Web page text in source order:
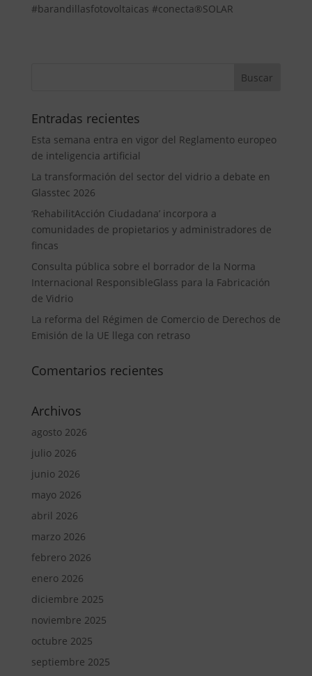
#barandillasfotovoltaicas #conecta®SOLAR
Entradas recientes
Esta semana entra en vigor del Reglamento europeo
de inteligencia artificial
La transformación del sector del vidrio a debate en
Glasstec 2026
‘RehabilitAcción Ciudadana’ incorpora a
comunidades de propietarios y administradores de
fincas
Consulta pública sobre el borrador de la Norma
Internacional ResponsibleGlass para la Fabricación
de Vidrio
La reforma del Régimen de Comercio de Derechos de
Emisión de la UE llega con retraso
Comentarios recientes
Archivos
agosto 2026
julio 2026
junio 2026
mayo 2026
abril 2026
marzo 2026
febrero 2026
enero 2026
diciembre 2025
noviembre 2025
octubre 2025
septiembre 2025